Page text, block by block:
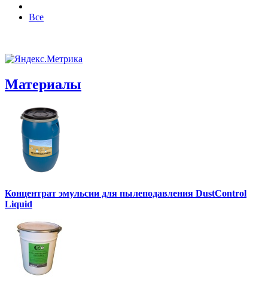
Все
Материалы
Концентрат эмульсии для пылеподавления DustControl
Liquid